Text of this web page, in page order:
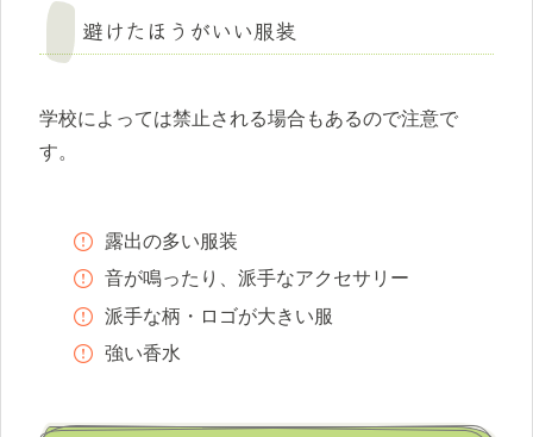
避けたほうがいい服装
学校によっては禁止される場合もあるので注意で
す。
露出の多い服装
音が鳴ったり、派手なアクセサリー
派手な柄・ロゴが大きい服
強い香水